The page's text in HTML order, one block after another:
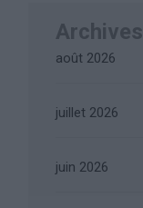
Archives
août 2026
juillet 2026
juin 2026